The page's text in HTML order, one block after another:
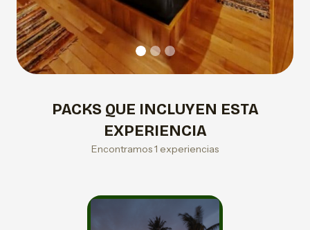
PACKS QUE INCLUYEN ESTA
EXPERIENCIA
Encontramos 1 experiencias